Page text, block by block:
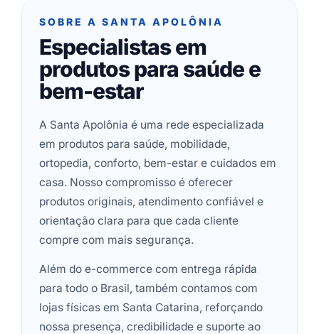
SOBRE A SANTA APOLÔNIA
Especialistas em
produtos para saúde e
bem-estar
A Santa Apolônia é uma rede especializada
em produtos para saúde, mobilidade,
ortopedia, conforto, bem-estar e cuidados em
casa. Nosso compromisso é oferecer
produtos originais, atendimento confiável e
orientação clara para que cada cliente
compre com mais segurança.
Além do e-commerce com entrega rápida
para todo o Brasil, também contamos com
lojas físicas em Santa Catarina, reforçando
nossa presença, credibilidade e suporte ao